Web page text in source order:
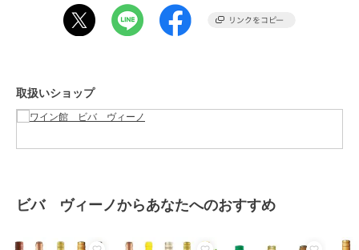
この商品は、不良品のみ返品を承ります
ショップ
商品カテゴリ フード・スイーツ・ドリンク ／
カラー **
お手入れ
日光の当たらない冷暗所での保管
がおすすめです。
取扱いショップ
ビバ ヴィーノからあなたへのおすすめ